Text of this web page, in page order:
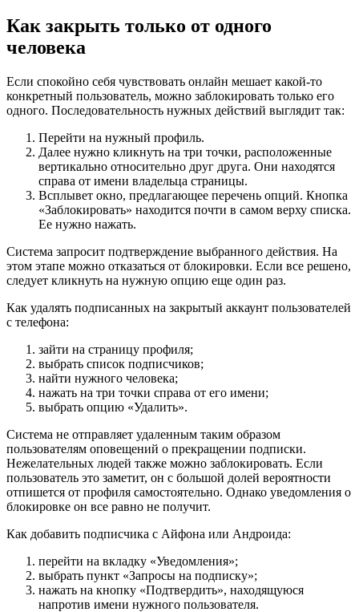
Как закрыть только от одного
человека
Если спокойно себя чувствовать онлайн мешает какой-то
конкретный пользователь, можно заблокировать только его
одного. Последовательность нужных действий выглядит так:
Перейти на нужный профиль.
Далее нужно кликнуть на три точки, расположенные
вертикально относительно друг друга. Они находятся
справа от имени владельца страницы.
Всплывет окно, предлагающее перечень опций. Кнопка
«Заблокировать» находится почти в самом верху списка.
Ее нужно нажать.
Система запросит подтверждение выбранного действия. На
этом этапе можно отказаться от блокировки. Если все решено,
следует кликнуть на нужную опцию еще один раз.
Как удалять подписанных на закрытый аккаунт пользователей
с телефона:
зайти на страницу профиля;
выбрать список подписчиков;
найти нужного человека;
нажать на три точки справа от его имени;
выбрать опцию «Удалить».
Система не отправляет удаленным таким образом
пользователям оповещений о прекращении подписки.
Нежелательных людей также можно заблокировать. Если
пользователь это заметит, он с большой долей вероятности
отпишется от профиля самостоятельно. Однако уведомления о
блокировке он все равно не получит.
Как добавить подписчика с Айфона или Андроида:
перейти на вкладку «Уведомления»;
выбрать пункт «Запросы на подписку»;
нажать на кнопку «Подтвердить», находящуюся
напротив имени нужного пользователя.